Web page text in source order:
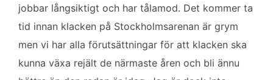
jobbar långsiktigt och har tålamod. Det kommer ta
tid innan klacken på Stockholmsarenan är grym
men vi har alla förutsättningar för att klacken ska
kunna växa rejält de närmaste åren och bli ännu